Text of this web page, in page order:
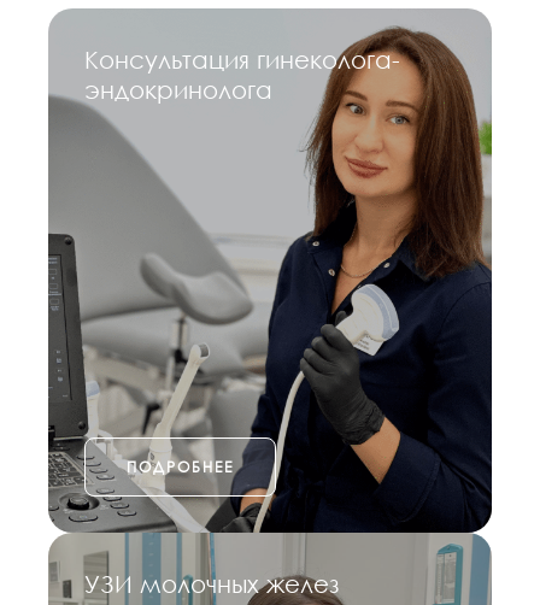
Консультация гинеколога-
эндокринолога
ПОДРОБНЕЕ
УЗИ молочных желез